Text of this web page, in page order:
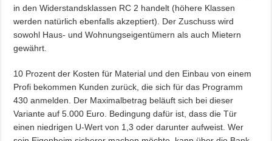
in den Widerstandsklassen RC 2 handelt (höhere Klassen
werden natürlich ebenfalls akzeptiert). Der Zuschuss wird
sowohl Haus- und Wohnungseigentümern als auch Mietern
gewährt.
10 Prozent der Kosten für Material und den Einbau von einem
Profi bekommen Kunden zurück, die sich für das Programm
430 anmelden. Der Maximalbetrag beläuft sich bei dieser
Variante auf 5.000 Euro. Bedingung dafür ist, dass die Tür
einen niedrigen U-Wert von 1,3 oder darunter aufweist. Wer